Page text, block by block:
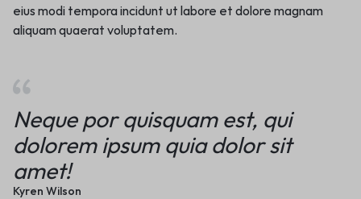
eius modi tempora incidunt ut labore et dolore magnam
aliquam quaerat voluptatem.
Neque por quisquam est, qui
dolorem ipsum quia dolor sit
amet!
Kyren Wilson